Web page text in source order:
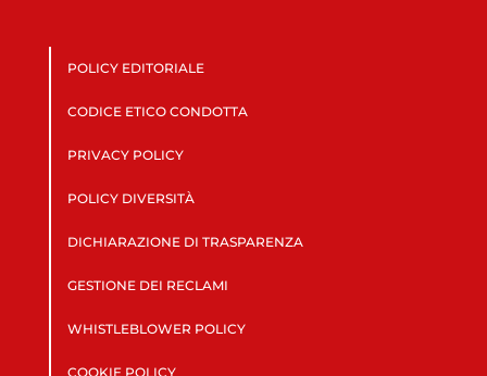
POLICY EDITORIALE
CODICE ETICO CONDOTTA
PRIVACY POLICY
POLICY DIVERSITÀ
DICHIARAZIONE DI TRASPARENZA
GESTIONE DEI RECLAMI
WHISTLEBLOWER POLICY
COOKIE POLICY